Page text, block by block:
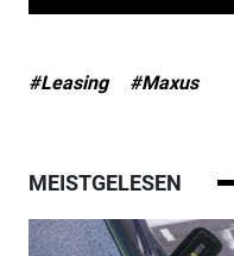
#Leasing #Maxus
MEISTGELESEN